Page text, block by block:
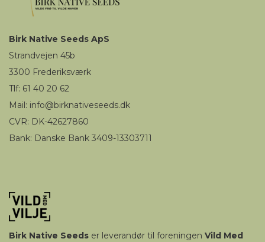
Birk Native Seeds ApS
Strandvejen 45b
3300 Frederiksværk
Tlf: 61 40 20 62
Mail: info@birknativeseeds.dk
CVR: DK-42627860
Bank: Danske Bank 3409-13303711
Birk Native Seeds er leverandør til foreningen Vild Med